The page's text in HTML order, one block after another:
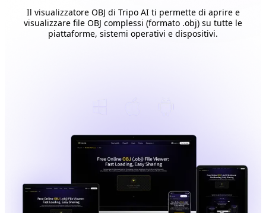
Il visualizzatore OBJ di Tripo AI ti permette di aprire e
visualizzare file OBJ complessi (formato .obj) su tutte le
piattaforme, sistemi operativi e dispositivi.